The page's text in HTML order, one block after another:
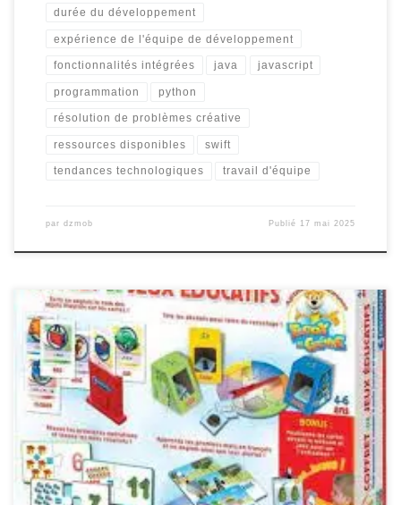
durée du développement
expérience de l'équipe de développement
fonctionnalités intégrées java javascript
programmation python
résolution de problèmes créative
ressources disponibles swift
tendances technologiques travail d'équipe
par dzmob Publié 17 mai 2025
Les Avantages des Jeux Éducatifs pour les Enfants Les jeux
éducatifs sont un outil précieux pour stimuler l’apprentissage des
enfants de manière ludique et interactive. En combinant plaisir et
éducation, ces jeux offrent de nombreux avantages pour le
développement cognitif et social des plus jeunes.
Développement des Compétences Les jeux […]